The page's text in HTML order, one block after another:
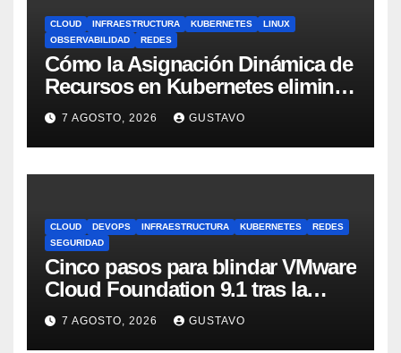
CLOUD INFRAESTRUCTURA KUBERNETES
LINUX
OBSERVABILIDAD
REDES
Cómo la Asignación Dinámica de
Recursos en Kubernetes elimina
el dolor con GPUs
7 AGOSTO, 2026 GUSTAVO
CLOUD DEVOPS INFRAESTRUCTURA KUBERNETES
REDES
SEGURIDAD
Cinco pasos para blindar VMware
Cloud Foundation 9.1 tras la
actualización
7 AGOSTO, 2026 GUSTAVO